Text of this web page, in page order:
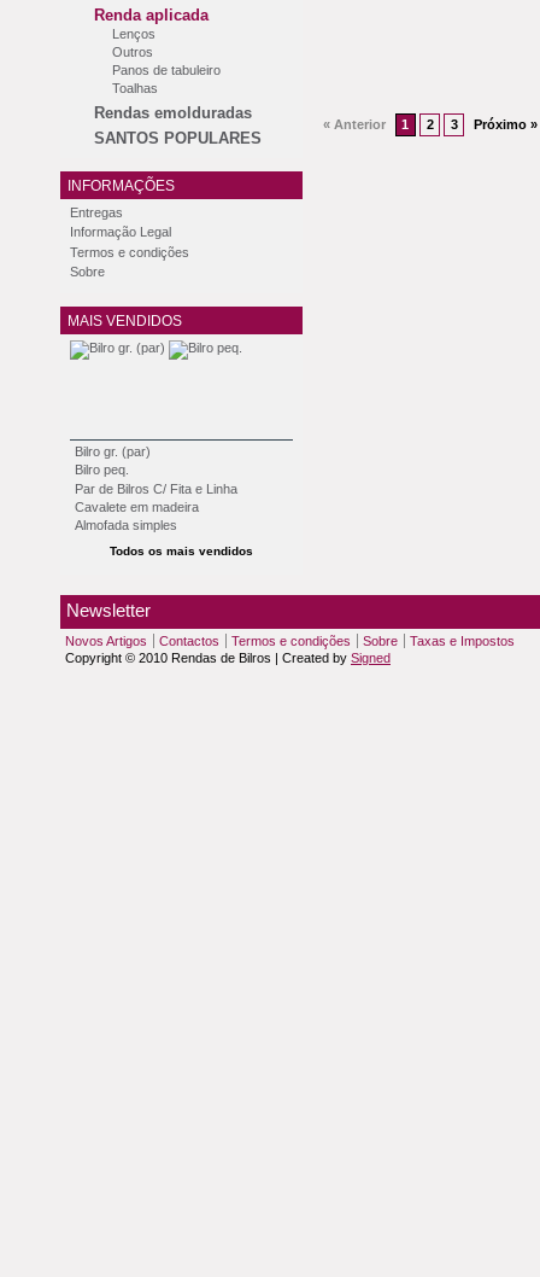
Renda aplicada
Lenços
Outros
Panos de tabuleiro
Toalhas
Rendas emolduradas
SANTOS POPULARES
INFORMAÇÕES
Entregas
Informação Legal
Termos e condições
Sobre
MAIS VENDIDOS
Bilro gr. (par)
Bilro peq.
Par de Bilros C/ Fita e Linha
Cavalete em madeira
Almofada simples
Todos os mais vendidos
« Anterior 1 2 3 Próximo »
Newsletter
Novos Artigos Contactos Termos e condições Sobre
Taxas e Impostos
Copyright © 2010 Rendas de Bilros | Created by Signed